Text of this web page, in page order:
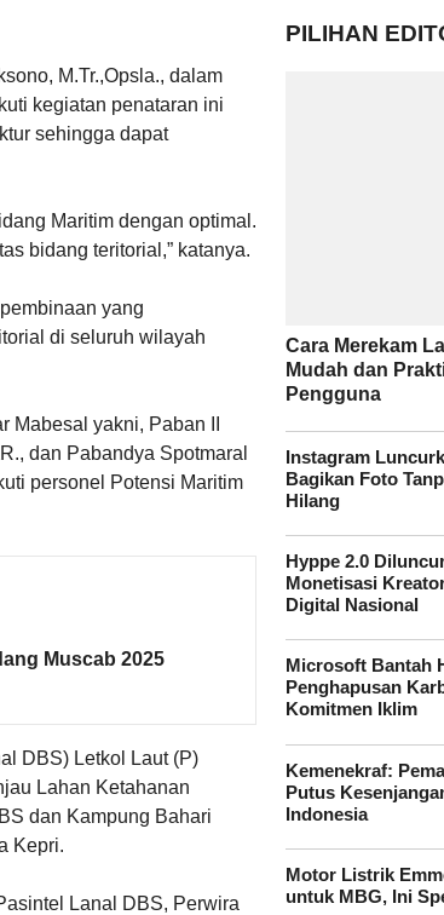
M.Tr.,Opsla., dalam
kegiatan penataran ini
sehingga dapat
Maritim dengan optimal.
bidang teritorial,” katanya.
yang
di seluruh wilayah
yakni, Paban II
dan Pabandya Spotmaral
personel Potensi Maritim
Muscab 2025
DBS) Letkol Laut (P)
Lahan Ketahanan
dan Kampung Bahari
Kepri.
Lanal DBS, Perwira
PILIHAN
Cara Merekam
Mudah dan
Pengguna
Instagram
Bagikan Foto
Hilang
Hyppe 2.0
Monetisasi
Digital Nasional
Microsoft Bantah
Penghapusan
Komitmen Iklim
Kemenekraf:
Putus
Indonesia
Motor Listrik
untuk MBG, Ini